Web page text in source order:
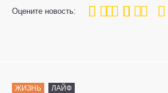
Оцените новость:
100
1 3 4 5
ЖИЗНЬ ЛАЙФ